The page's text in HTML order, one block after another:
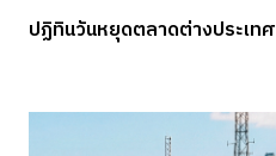
ปฏิทินวันหยุดตลาดต่างประเทศ